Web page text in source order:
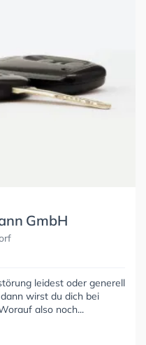
GmbH
leidest oder generell
wirst du dich bei
also noch...